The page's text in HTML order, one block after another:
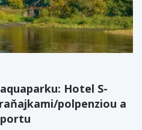
Hotel S-
polpenziou a